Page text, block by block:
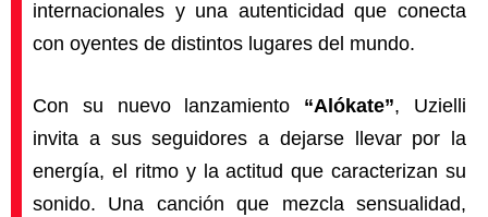
internacionales y una autenticidad que conecta
con oyentes de distintos lugares del mundo.
Con su nuevo lanzamiento “Alókate”, Uzielli
invita a sus seguidores a dejarse llevar por la
energía, el ritmo y la actitud que caracterizan su
sonido. Una canción que mezcla sensualidad,